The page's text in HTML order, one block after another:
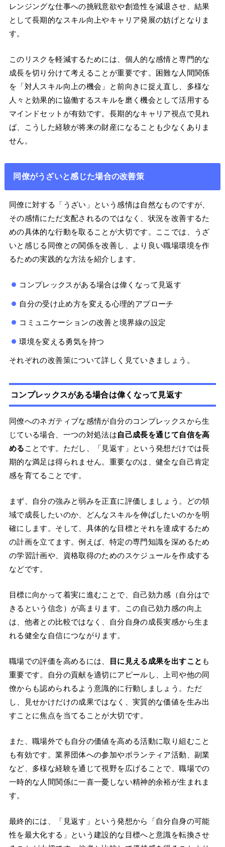
レンジングな仕事への挑戦意欲や創造性を減退させ、結果
として長期的なスキル向上やキャリア発展の妨げとなりま
す。
このリスクを軽減するためには、個人的な感情と専門的な
成長を切り分けて考えることが重要です。困難な人間関係
を「対人スキル向上の機会」と前向きに捉え直し、多様な
人々と効果的に協働するスキルを磨く機会として活用する
マインドセットが有効です。長期的なキャリア視点で見れ
ば、こうした経験が将来の財産になることも少なくありま
せん。
同僚がうざいと感じた場合の改善策
同僚に対する「うざい」という感情は自然なものですが、
その感情にただ支配されるのではなく、状況を改善するた
めの具体的な行動を取ることが大切です。ここでは、うざ
いと感じる同僚との関係を改善し、より良い職場環境を作
るための実践的な方法を紹介します。
コンプレックスがある場合は偉くなって見返す
自分の受け止め方を変える心理的アプローチ
コミュニケーションの改善と境界線の設定
環境を変える勇気を持つ
それぞれの改善策について詳しく見ていきましょう。
コンプレックスがある場合は偉くなって見返す
同僚へのネガティブな感情が自分のコンプレックスから生
じている場合、一つの対処法は自己成長を通じて自信を高
める ことです。ただし、「見返す」という発想だけでは長
期的な満足は得られません。重要なのは、健全な自己肯定
感を育てることです。
まず、自分の強みと弱みを正直に評価しましょう。どの領
域で成長したいのか、どんなスキルを伸ばしたいのかを明
確にします。そして、具体的な目標とそれを達成するため
の計画を立てます。例えば、特定の専門知識を深めるため
の学習計画や、資格取得のためのスケジュールを作成する
などです。
目標に向かって着実に進むことで、自己効力感（自分はで
きるという信念）が高まります。この自己効力感の向上
は、他者との比較ではなく、自分自身の成長実感から生ま
れる健全な自信につながります。
職場での評価を高めるには、 目に見える成果を出すこと も
重要です。自分の貢献を適切にアピールし、上司や他の同
僚からも認められるよう意識的に行動しましょう。ただ
し、見せかけだけの成果ではなく、実質的な価値を生み出
すことに焦点を当てることが大切です。
また、職場外でも自分の価値を高める活動に取り組むこと
も有効です。業界団体への参加やボランティア活動、副業
など、多様な経験を通じて視野を広げることで、職場での
一時的な人間関係に一喜一憂しない精神的余裕が生まれま
す。
最終的には、「見返す」という発想から「自分自身の可能
性を最大化する」という建設的な目標へと意識を転換させ